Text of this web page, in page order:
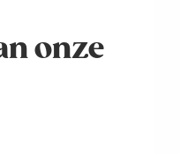
onze